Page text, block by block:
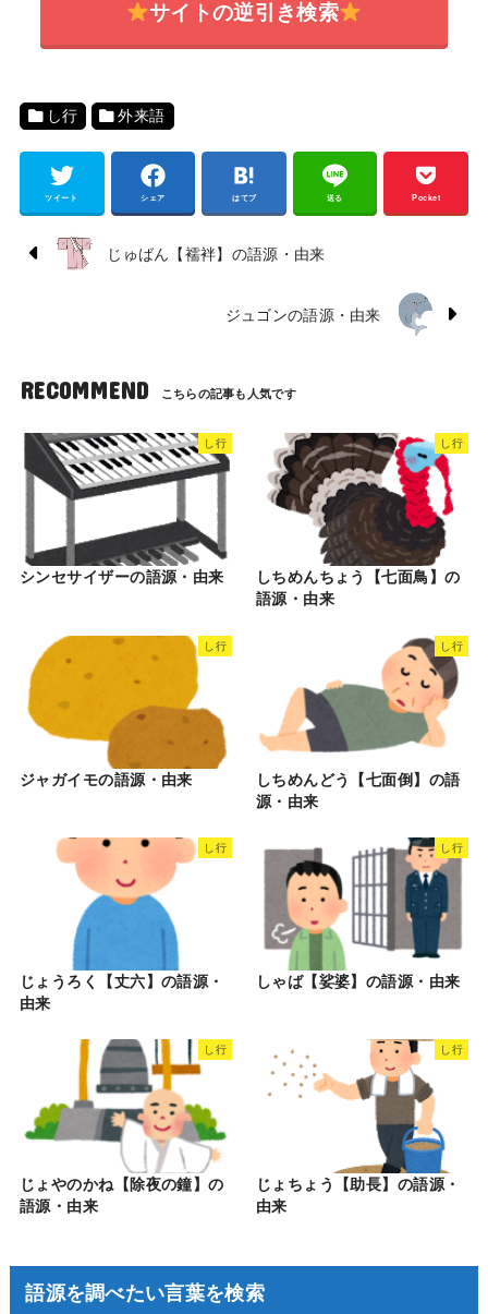
サイトの逆引き検索
し行 外来語
ツイート シェア はてブ 送る Pocket
じゅばん【襦袢】の語源・由来
ジュゴンの語源・由来
RECOMMEND
し行
シンセサイザーの語源・由来
し行
しちめんちょう【七面鳥】の
語源・由来
し行
ジャガイモの語源・由来
し行
しちめんどう【七面倒】の語
源・由来
し行
じょうろく【丈六】の語源・
由来
し行
しゃば【娑婆】の語源・由来
し行
じょやのかね【除夜の鐘】の
語源・由来
し行
じょちょう【助長】の語源・
由来
語源を調べたい言葉を検索